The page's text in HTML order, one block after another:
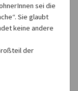
sei die
Sie glaubt
keine andere
der